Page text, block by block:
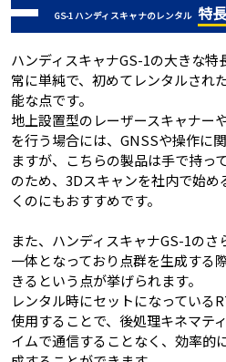
GS-1 ハンディスキャナのレンタル 特長
ハンディスキャナGS-1の大きな
常に単純で、初めてレンタルされ
能な点です。
地上設置型のレーザースキャナー
を行う場合には、GNSSや操作に
ますが、こちらの製品は手で持っ
のため、3Dスキャンを社内で始
くのにもおすすめです。
また、ハンディスキャナGS-1の
一体となっており点群を生成する
きるという点が挙げられます。
レンタル時にセットになっている
使用することで、後処理キネマテ
イムで通信することなく、効率的